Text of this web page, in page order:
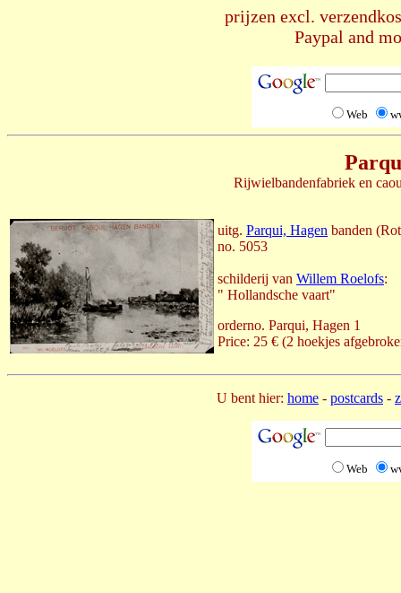
prijzen excl.
Paypal and
Web
Rijwielbandenfabriek en
uitg. Parqui, Hagen banden
no. 5053
schilderij van Willem Roelofs:
" Hollandsche vaart"
orderno. Parqui, Hagen 1
Price: 25 € (2 hoekjes
U bent hier: home - postcards -
Web